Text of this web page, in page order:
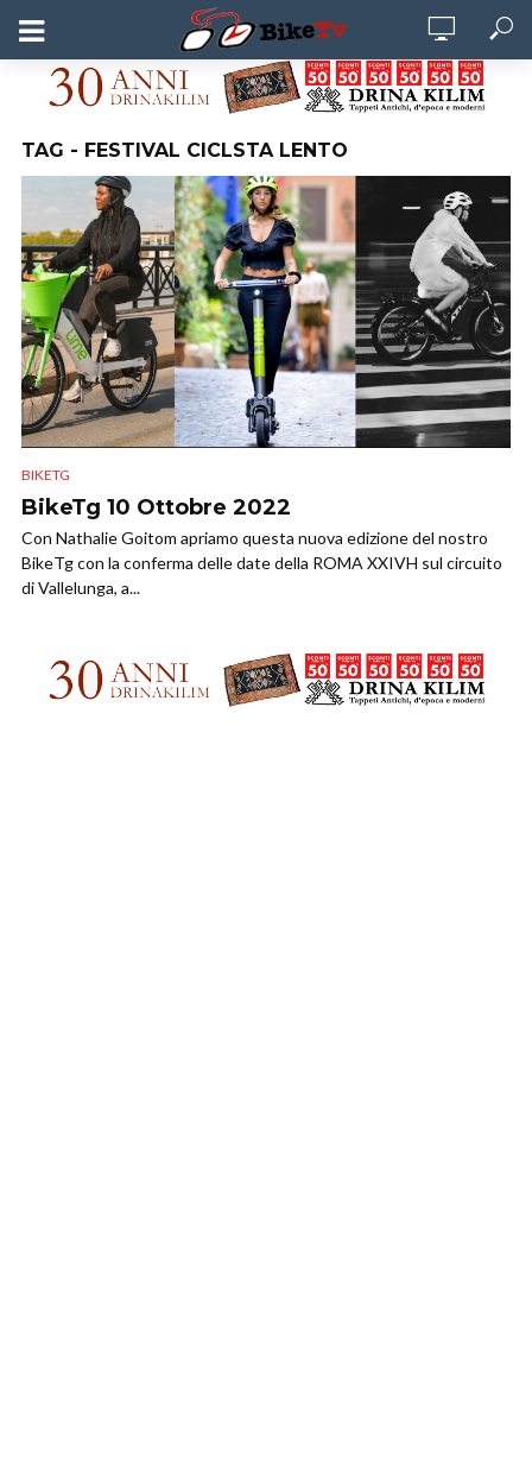
TAG - FESTIVAL CICLSTA LENTO
BIKETG
BikeTg 10 Ottobre 2022
Con Nathalie Goitom apriamo questa nuova edizione del nostro
BikeTg con la conferma delle date della ROMA XXIVH sul circuito
di Vallelunga, a...